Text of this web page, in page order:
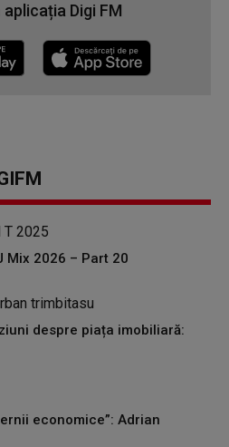
Digi FM
Mix 2026 – Part 20
despre piața imobiliară:
economice”: Adrian